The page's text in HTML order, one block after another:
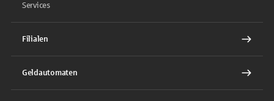
Services
Filialen
Geldautomaten